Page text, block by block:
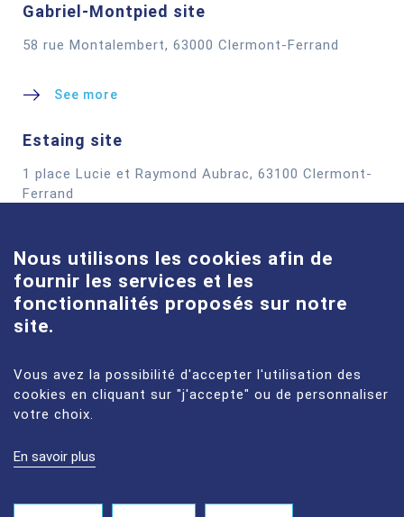
Gabriel-Montpied site
58 rue Montalembert, 63000 Clermont-Ferrand
See more
Estaing site
1 place Lucie et Raymond Aubrac, 63100 Clermont-
Ferrand
Louise-Michel site
61 route de Châteaugay, 63118 Cébazat
See more
LEGAL NOTICES
Nous utilisons les cookies afin de
fournir les services et les
fonctionnalités proposés sur notre
site.
Vous avez la possibilité d'accepter l'utilisation des
cookies en cliquant sur "j'accepte" ou de personnaliser
votre choix.
En savoir plus